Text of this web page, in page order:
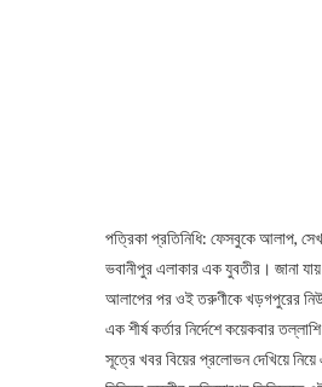
পত্রিকা প্রতিনিধি: ফেসবুকে আলাপ,
ভবানীপুর এলাকার এক যুবতীর। জানা
আলাপের পর ওই তরুণীকে খড়গপুরের নিউ
এক শীর্ষ কর্তার নির্দেশে কয়েকবার
সূত্রে খবর বিয়ের প্রলোভন দেখিয়ে